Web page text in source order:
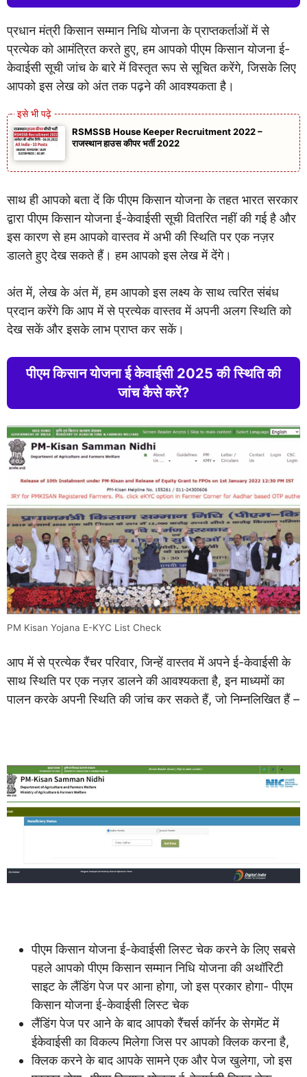
प्रधान मंत्री किसान सम्मान निधि योजना के प्राप्तकर्ताओं में से
प्रत्येक को आमंत्रित करते हुए, हम आपको पीएम किसान योजना ई-
केवाईसी सूची जांच के बारे में विस्तृत रूप से सूचित करेंगे, जिसके लिए
आपको इस लेख को अंत तक पढ़ने की आवश्यकता है।
RSMSSB House Keeper Recruitment 2022 –
राजस्थान हाउस कीपर भर्ती 2022
साथ ही आपको बता दें कि पीएम किसान योजना के तहत भारत सरकार
द्वारा पीएम किसान योजना ई-केवाईसी सूची वितरित नहीं की गई है और
इस कारण से हम आपको वास्तव में अभी की स्थिति पर एक नज़र
डालते हुए देख सकते हैं। हम आपको इस लेख में देंगे।
अंत में, लेख के अंत में, हम आपको इस लक्ष्य के साथ त्वरित संबंध
प्रदान करेंगे कि आप में से प्रत्येक वास्तव में अपनी अलग स्थिति को
देख सकें और इसके लाभ प्राप्त कर सकें।
पीएम किसान योजना ई केवाईसी 2025 की स्थिति की
जांच कैसे करें?
PM Kisan Yojana E-KYC List Check
आप में से प्रत्येक रैंचर परिवार, जिन्हें वास्तव में अपने ई-केवाईसी के
साथ स्थिति पर एक नज़र डालने की आवश्यकता है, इन माध्यमों का
पालन करके अपनी स्थिति की जांच कर सकते हैं, जो निम्नलिखित हैं –
पीएम किसान योजना ई-केवाईसी लिस्ट चेक करने के लिए सबसे
पहले आपको पीएम किसान सम्मान निधि योजना की अथॉरिटी
साइट के लैंडिंग पेज पर आना होगा, जो इस प्रकार होगा- पीएम
किसान योजना ई-केवाईसी लिस्ट चेक
लैंडिंग पेज पर आने के बाद आपको रैंचर्स कॉर्नर के सेगमेंट में
ईकेवाईसी का विकल्प मिलेगा जिस पर आपको क्लिक करना है,
क्लिक करने के बाद आपके सामने एक और पेज खुलेगा, जो इस